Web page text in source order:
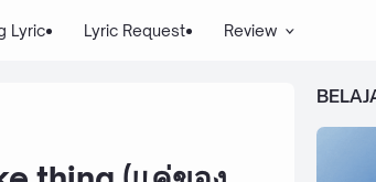
Lyric Lyric Request Review